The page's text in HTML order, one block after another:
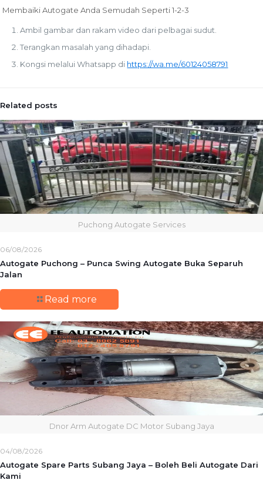
Membaiki Autogate Anda Semudah Seperti 1-2-3
Ambil gambar dan rakam video dari pelbagai sudut.
Terangkan masalah yang dihadapi.
Kongsi melalui Whatsapp di https://wa.me/60124058791
Related posts
Puchong Autogate Services
06/08/2026
Autogate Puchong – Punca Swing Autogate Buka Separuh
Jalan
Read more
Dnor Arm Autogate DC Motor Subang Jaya
04/08/2026
Autogate Spare Parts Subang Jaya – Boleh Beli Autogate Dari
Kami